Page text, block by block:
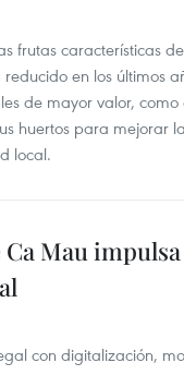
frutas características
en los últimos
de mayor valor,
huertos para mejorar
local.
Mau
con digitalización,